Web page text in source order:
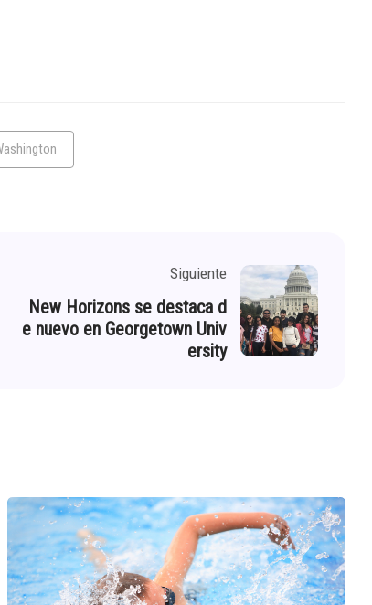
Siguiente
New Horizons se destaca d
e nuevo en Georgetown Univ
ersity